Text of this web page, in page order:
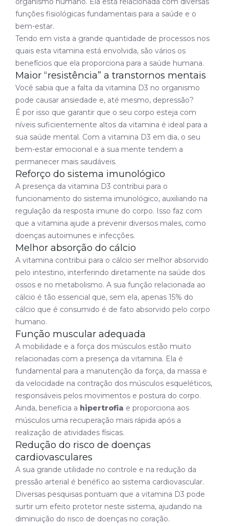
funções fisiológicas fundamentais para a saúde e o
bem-estar.
Tendo em vista a grande quantidade de processos nos
quais esta vitamina está envolvida, são vários os
benefícios que ela proporciona para a saúde humana.
Maior “resistência” a transtornos mentais
Você sabia que a falta da vitamina D3 no organismo
pode causar ansiedade e, até mesmo, depressão?
É por isso que garantir que o seu corpo esteja com
níveis suficientemente altos da vitamina é ideal para a
sua saúde mental. Com a vitamina D3 em dia, o seu
bem-estar emocional e a sua mente tendem a
permanecer mais saudáveis.
Reforço do sistema imunológico
A presença da vitamina D3 contribui para o
funcionamento do sistema imunológico, auxiliando na
regulação da resposta imune do corpo. Isso faz com
que a vitamina ajude a prevenir diversos males, como
doenças autoimunes e infecções.
Melhor absorção do cálcio
A vitamina contribui para o cálcio ser melhor absorvido
pelo intestino, interferindo diretamente na saúde dos
ossos e no metabolismo. A sua função relacionada ao
cálcio é tão essencial que, sem ela, apenas 15% do
cálcio que é consumido é de fato absorvido pelo corpo
humano.
Função muscular adequada
A mobilidade e a força dos músculos estão muito
relacionadas com a presença da vitamina. Ela é
fundamental para a manutenção da força, da massa e
da velocidade na contração dos músculos esqueléticos,
responsáveis pelos movimentos e postura do corpo.
Ainda, beneficia a hipertrofia e proporciona aos
músculos uma recuperação mais rápida após a
realização de atividades físicas.
Redução do risco de doenças
cardiovasculares
A sua grande utilidade no controle e na redução da
pressão arterial é benéfico ao sistema cardiovascular.
Diversas pesquisas pontuam que a vitamina D3 pode
surtir um efeito protetor neste sistema, ajudando na
diminuição do risco de doenças no coração.